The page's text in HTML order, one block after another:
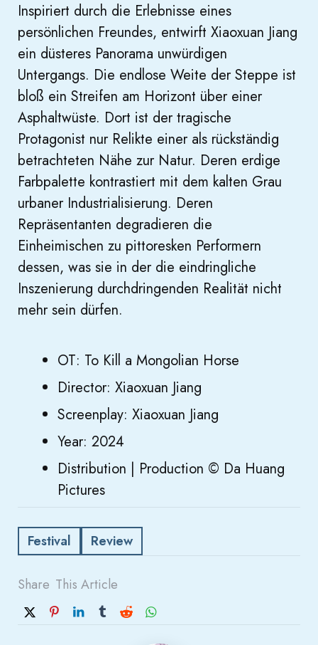
Inspiriert durch die Erlebnisse eines
persönlichen Freundes, entwirft Xiaoxuan Jiang
ein düsteres Panorama unwürdigen
Untergangs. Die endlose Weite der Steppe ist
bloß ein Streifen am Horizont über einer
Asphaltwüste. Dort ist der tragische
Protagonist nur Relikte einer als rückständig
betrachteten Nähe zur Natur. Deren erdige
Farbpalette kontrastiert mit dem kalten Grau
urbaner Industrialisierung. Deren
Repräsentanten degradieren die
Einheimischen zu pittoresken Performern
dessen, was sie in der die eindringliche
Inszenierung durchdringenden Realität nicht
mehr sein dürfen.
OT: To Kill a Mongolian Horse
Director: Xiaoxuan Jiang
Screenplay: Xiaoxuan Jiang
Year: 2024
Distribution | Production © Da Huang
Pictures
Festival Review
Share This Article